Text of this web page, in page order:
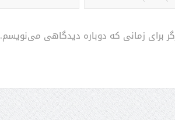
برای زمانی که دوباره دیدگاهی می‌نویسم.